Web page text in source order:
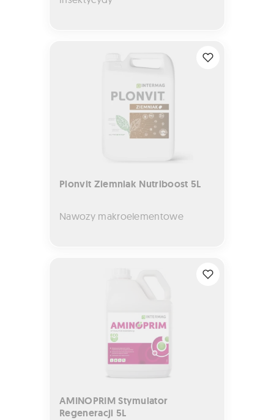
Plonvit Ziemniak Nutriboost 5L
Nawozy makroelementowe
AMINOPRIM Stymulator
Regeneracji 5L